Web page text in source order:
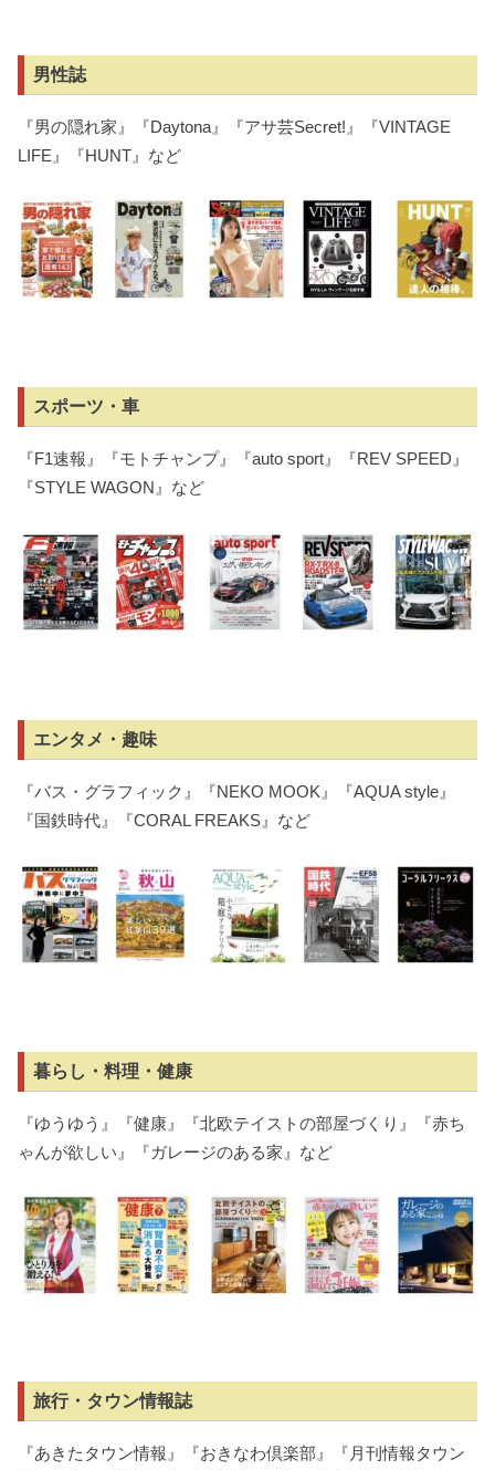
男性誌
『男の隠れ家』『Daytona』『アサ芸Secret!』『VINTAGE
LIFE』『HUNT』など
スポーツ・車
『F1速報』『モトチャンプ』『auto sport』『REV SPEED』
『STYLE WAGON』など
エンタメ・趣味
『バス・グラフィック』『NEKO MOOK』『AQUA style』
『国鉄時代』『CORAL FREAKS』など
暮らし・料理・健康
『ゆうゆう』『健康』『北欧テイストの部屋づくり』『赤ち
ゃんが欲しい』『ガレージのある家』など
旅行・タウン情報誌
『あきたタウン情報』『おきなわ倶楽部』『月刊情報タウン